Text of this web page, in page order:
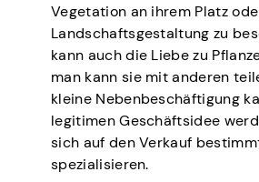
Vegetation an ihrem Platz
Landschaftsgestaltung zu
kann auch die Liebe zu
man kann sie mit anderen
kleine Nebenbeschäftigung
legitimen Geschäftsidee
sich auf den Verkauf
spezialisieren.